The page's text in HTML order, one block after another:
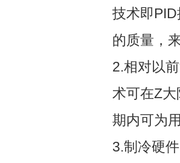
技术即
的质量，
2.相对以
术可在Z
期内可为
3.制冷硬